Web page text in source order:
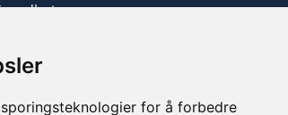
for å forbedre